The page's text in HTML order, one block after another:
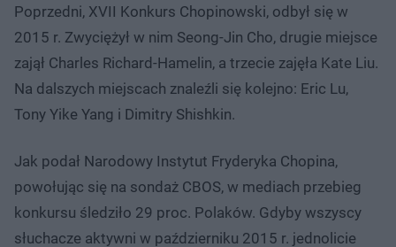
Poprzedni, XVII Konkurs Chopinowski, odbył się w
2015 r. Zwyciężył w nim Seong-Jin Cho, drugie miejsce
zajął Charles Richard-Hamelin, a trzecie zajęła Kate Liu.
Na dalszych miejscach znaleźli się kolejno: Eric Lu,
Tony Yike Yang i Dimitry Shishkin.
Jak podał Narodowy Instytut Fryderyka Chopina,
powołując się na sondaż CBOS, w mediach przebieg
konkursu śledziło 29 proc. Polaków. Gdyby wszyscy
słuchacze aktywni w październiku 2015 r. jednolicie